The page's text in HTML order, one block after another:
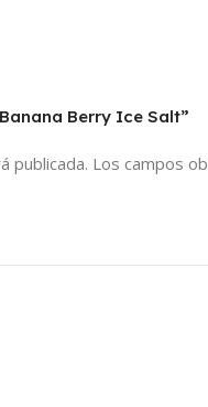
Berry Ice Salt”
publicada. Los campos